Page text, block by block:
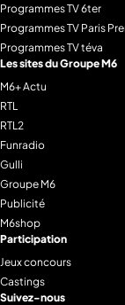
Programmes TV 6ter
Programmes TV Paris
Programmes TV téva
Les sites du Groupe M6
M6+ Actu
RTL
RTL2
Funradio
Gulli
Groupe M6
Publicité
M6shop
Participation
Jeux concours
Castings
Suivez-nous